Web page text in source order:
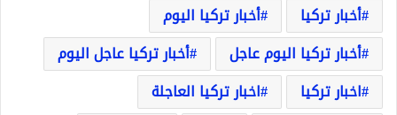
أخبار تركيا
أخبار تركيا اليوم
أخبار تركيا اليوم عاجل
أخبار تركيا عاجل اليوم
اخبار تركيا
اخبار تركيا العاجلة